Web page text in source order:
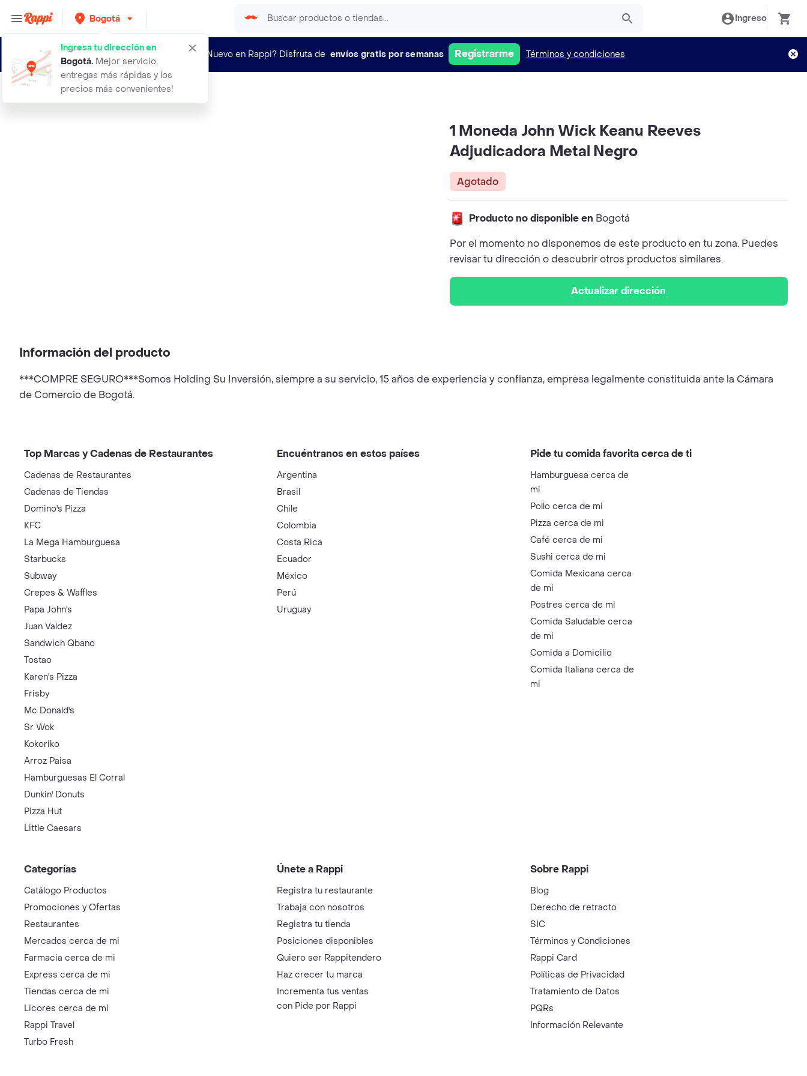
Bogotá
Ingresa tu dirección en
Bogotá. Mejor servicio,
entregas más rápidas y los
precios más convenientes!
Ingreso
¿Nuevo en Rappi? Disfruta de envíos gratis por semanas Registrarme Términos y condiciones
1 moneda john wick keanu reeves adj
1 Moneda John Wick Keanu Reeves
Adjudicadora Metal Negro
Agotado
Producto no disponible en Bogotá
Por el momento no disponemos de este producto en tu zona. Puedes
revisar tu dirección o descubrir otros productos similares.
Actualizar dirección
Información del producto
***COMPRE SEGURO***Somos Holding Su Inversión, siempre a su servicio, 15 años de experiencia y confianza, empresa legalmente constituida ante la Cámara
de Comercio de Bogotá.
Top Marcas y Cadenas de Restaurantes
Cadenas de Restaurantes
Cadenas de Tiendas
Domino's Pizza
KFC
La Mega Hamburguesa
Starbucks
Subway
Crepes & Waffles
Papa John's
Juan Valdez
Sandwich Qbano
Tostao
Karen's Pizza
Frisby
Mc Donald's
Sr Wok
Kokoriko
Arroz Paisa
Hamburguesas El Corral
Dunkin' Donuts
Pizza Hut
Little Caesars
Encuéntranos en estos países
Argentina
Brasil
Chile
Colombia
Costa Rica
Ecuador
México
Perú
Uruguay
Pide tu comida favorita cerca de ti
Hamburguesa cerca de
mi
Pollo cerca de mi
Pizza cerca de mi
Café cerca de mi
Sushi cerca de mi
Comida Mexicana cerca
de mi
Postres cerca de mi
Comida Saludable cerca
de mi
Comida a Domicilio
Comida Italiana cerca de
mi
Categorías
Catálogo Productos
Promociones y Ofertas
Restaurantes
Mercados cerca de mi
Farmacia cerca de mi
Express cerca de mi
Tiendas cerca de mi
Licores cerca de mi
Rappi Travel
Turbo Fresh
Únete a Rappi
Registra tu restaurante
Trabaja con nosotros
Registra tu tienda
Posiciones disponibles
Quiero ser Rappitendero
Haz crecer tu marca
Incrementa tus ventas
con Pide por Rappi
Sobre Rappi
Blog
Derecho de retracto
SIC
Términos y Condiciones
Rappi Card
Políticas de Privacidad
Tratamiento de Datos
PQRs
Información Relevante